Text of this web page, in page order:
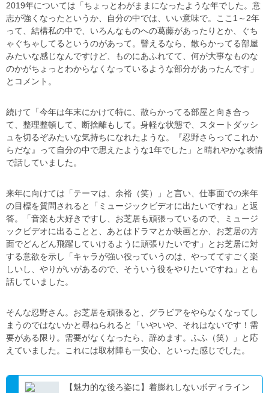
2019年については「ちょっとわがままになったような年でした。意
志が強くなったというか、自分の中では、いい意味で。ここ1～2年
って、結構私の中で、いろんなものへの葛藤があったりとか、ぐち
ゃぐちゃしてるというのがあって。譬えるなら、散らかってる部屋
みたいな感じなんですけど、ものにあふれてて、何が大事なものな
のかがちょっとわからなくなっているような部分があったんです」
とコメント。
続けて「今年は年末にかけて特に、散らかってる部屋と向き合っ
て、整理整頓して、断捨離もして。身軽な状態で、スタートダッシ
ュを切るぞみたいな気持ちになれたような。『忍野さらってこれか
らだな』って自分の中で思えたような1年でした」と晴れやかな表情
で話していました。
来年に向けては「テーマは、余裕（笑）」と言い、仕事面での来年
の目標を質問されると「ミュージックビデオに出たいですね」と返
答。「音楽も大好きですし、お芝居も頑張っているので、ミュージ
ックビデオに出ることと、あとはドラマとか映画とか、お芝居の方
面でどんどん飛躍していけるように頑張りたいです」とお芝居に対
する意欲を示し「キャラが強い役っていうのは、やっててすごく楽
しいし、やりがいがあるので、そういう役をやりたいですね」とも
話していました。
そんな忍野さん。お芝居を頑張ると、グラビアをやらなくなってし
まうのではないかと尋ねられると「いやいや、それはないです！需
要がある限り。需要がなくなったら、辞めます。ふふ（笑）」と応
えていました。これには取材陣も一安心、といった感じでした。
【魅力的な後ろ姿に】着膨れしないボディライン